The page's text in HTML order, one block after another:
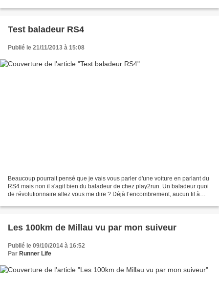
Test baladeur RS4
Publié le 21/11/2013 à 15:08
Beaucoup pourrait pensé que je vais vous parler d'une voiture en parlant du
RS4 mais non il s'agit bien du baladeur de chez play2run. Un baladeur quoi
de révolutionnaire allez vous me dire ? Déjà l’encombrement, aucun fil à
Les 100km de Millau vu par mon suiveur
Publié le 09/10/2014 à 16:52
Par Runner Life